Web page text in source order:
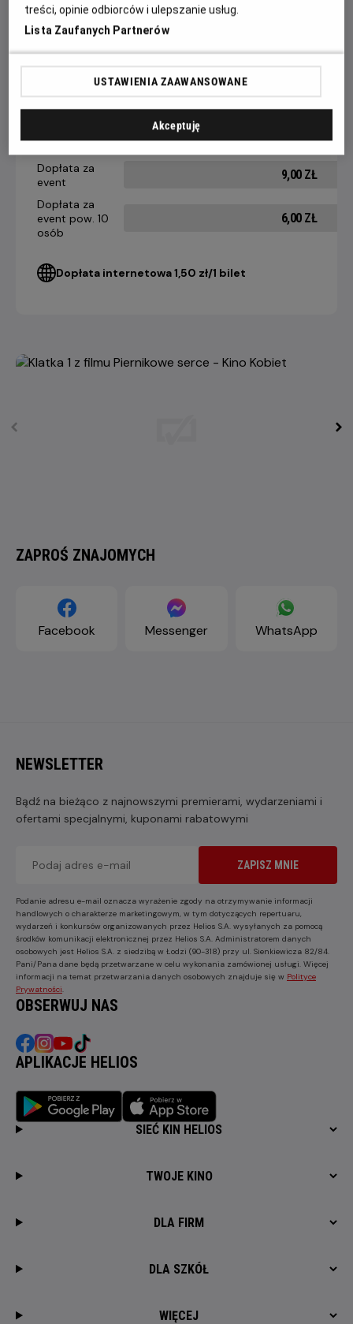
14 dni +
do seansu
8-13 dni
do seansu
4-7 dni
do seansu
Kobiet
Dopłata za
event
Dopłata za
event pow. 10
osób
21,90 ZŁ 24,90 ZŁ 27,90 ZŁ
9,00 ZŁ
6,00 ZŁ
Dopłata internetowa 1,50 zł/1 bilet
ZAPROŚ ZNAJOMYCH
Facebook Messenger WhatsApp
NEWSLETTER
Bądź na bieżąco z najnowszymi premierami, wydarzeniami i
ofertami specjalnymi, kuponami rabatowymi
ZAPISZ MNIE
Podanie adresu e-mail oznacza wyrażenie zgody na otrzymywanie informacji
handlowych o charakterze marketingowym, w tym dotyczących repertuaru,
wydarzeń i konkursów organizowanych przez Helios S.A. wysyłanych za pomocą
środków komunikacji elektronicznej przez Helios S.A. Administratorem danych
osobowych jest Helios S.A. z siedzibą w Łodzi (90-318) przy ul. Sienkiewicza 82/84.
Pani/Pana dane będą przetwarzane w celu wykonania zamówionej usługi. Więcej
informacji na temat przetwarzania danych osobowych znajduje się w Polityce
Prywatności
OBSERWUJ NAS
APLIKACJE HELIOS
SIEĆ KIN HELIOS
TWOJE KINO
DLA FIRM
DLA SZKÓŁ
WIĘCEJ
treści, opinie odbiorców i ulepszanie usług.
Lista Zaufanych Partnerów
USTAWIENIA ZAAWANSOWANE
Akceptuję